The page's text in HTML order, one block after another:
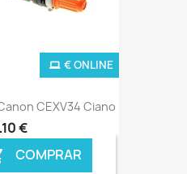
CEXV34 Ciano
€
COMPRAR
€ ONLINE